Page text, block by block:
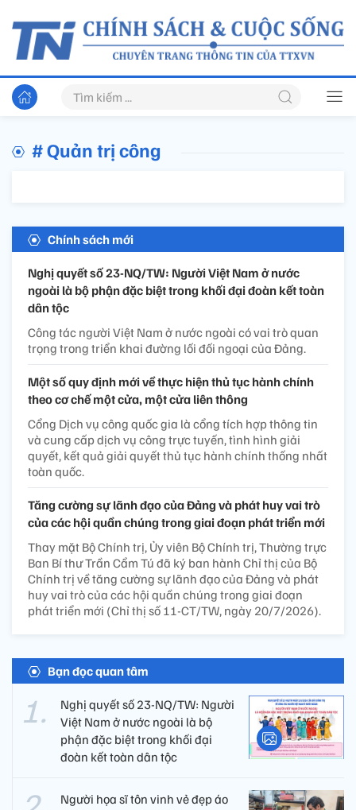
# Quản trị công
Chính sách mới
Nghị quyết số 23-NQ/TW: Người Việt Nam ở nước
ngoài là bộ phận đặc biệt trong khối đại đoàn kết toàn
dân tộc
Công tác người Việt Nam ở nước ngoài có vai trò quan
trọng trong triển khai đường lối đối ngoại của Đảng.
Một số quy định mới về thực hiện thủ tục hành chính
theo cơ chế một cửa, một cửa liên thông
Cổng Dịch vụ công quốc gia là cổng tích hợp thông tin
và cung cấp dịch vụ công trực tuyến, tình hình giải
quyết, kết quả giải quyết thủ tục hành chính thống nhất
toàn quốc.
Tăng cường sự lãnh đạo của Đảng và phát huy vai trò
của các hội quần chúng trong giai đoạn phát triển mới
Thay mặt Bộ Chính trị, Ủy viên Bộ Chính trị, Thường trực
Ban Bí thư Trần Cẩm Tú đã ký ban hành Chỉ thị của Bộ
Chính trị về tăng cường sự lãnh đạo của Đảng và phát
huy vai trò của các hội quần chúng trong giai đoạn
phát triển mới (Chỉ thị số 11-CT/TW, ngày 20/7/2026).
Bạn đọc quan tâm
Nghị quyết số 23-NQ/TW: Người
Việt Nam ở nước ngoài là bộ
phận đặc biệt trong khối đại
đoàn kết toàn dân tộc
Người họa sĩ tôn vinh vẻ đẹp áo